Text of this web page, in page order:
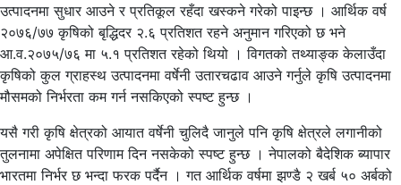
उत्पादनमा सुधार आउने र प्रतिकूल रहँदा खस्कने गरेको पाइन्छ । आर्थिक वर्ष
२०७६/७७ कृषिको बृद्धिदर २.६ प्रतिशत रहने अनुमान गरिएको छ भने
आ.व.२०७५/७६ मा ५.१ प्रतिशत रहेको थियो । विगतको तथ्याङ्क केलाउँदा
कृषिको कुल ग्राहस्थ उत्पादनमा वर्षेनी उतारचढाव आउने गर्नुले कृषि उत्पादनमा
मौसमको निर्भरता कम गर्न नसकिएको स्पष्ट हुन्छ ।
यसै गरी कृषि क्षेत्रको आयात वर्षेनी चुलिदै जानुले पनि कृषि क्षेत्रले लगानीको
तुलनामा अपेक्षित परिणाम दिन नसकेको स्पष्ट हुन्छ । नेपालको बैदेशिक ब्यापार
भारतमा निर्भर छ भन्दा फरक पर्दैन । गत आर्थिक वर्षमा झण्डै २ खर्ब ५० अर्बको